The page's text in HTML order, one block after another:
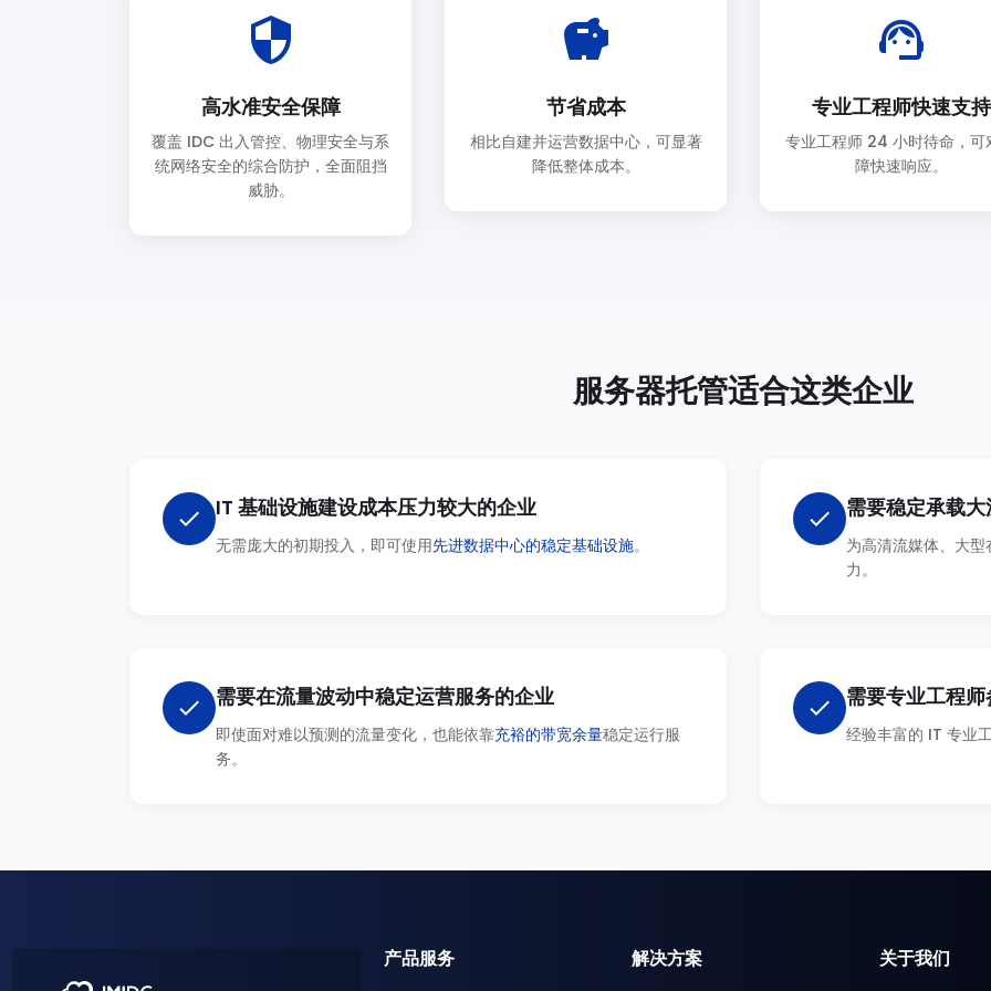
security
高水准安全保障
覆盖 IDC 出入管控、物理安全与系
统网络安全的综合防护，全面阻挡
威胁。
savings
节省成本
相比自建并运营数据中心，可显著
降低整体成本。
support_agent
专业工程师快速支持
专业工程师 24 小时待命，可
障快速响应。
服务器托管适合这类企业
check IT 基础设施建设成本压力较大的企业
无需庞大的初期投入，即可使用先进数据中心的稳定基础设施。
check 需要稳定承载
为高清流媒体、大
力。
check 需要在流量波动中稳定运营服务的企业
即使面对难以预测的流量变化，也能依靠充裕的带宽余量稳定运行服
务。
check 需要专业工程
经验丰富的 IT 专业
产品服务 解决方案 关于我们